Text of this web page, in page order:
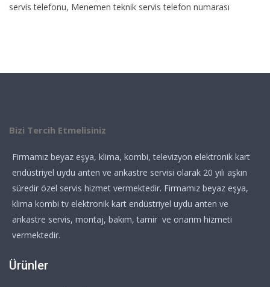
servis telefonu, Menemen teknik servis telefon numarası
Bizi Tercih Etmelisiniz
Firmamız beyaz eşya, klima, kombi, televizyon elektronik kart
endüstriyel uydu anten ve ankastre servisi olarak 20 yılı aşkın
süredir özel servis hizmet vermektedir. Firmamız beyaz eşya,
klima kombi tv elektronik kart endüstriyel uydu anten ve
ankastre servis, montaj, bakım, tamir ve onarım hizmeti
vermektedir.
Ürünler